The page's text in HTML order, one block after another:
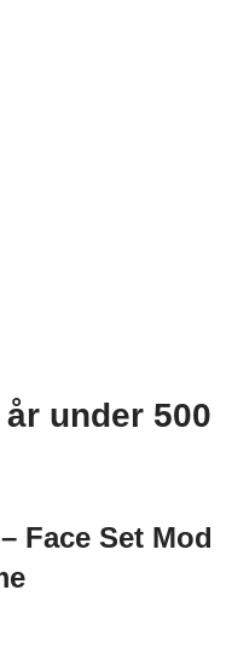
under 500
Face Set Mod